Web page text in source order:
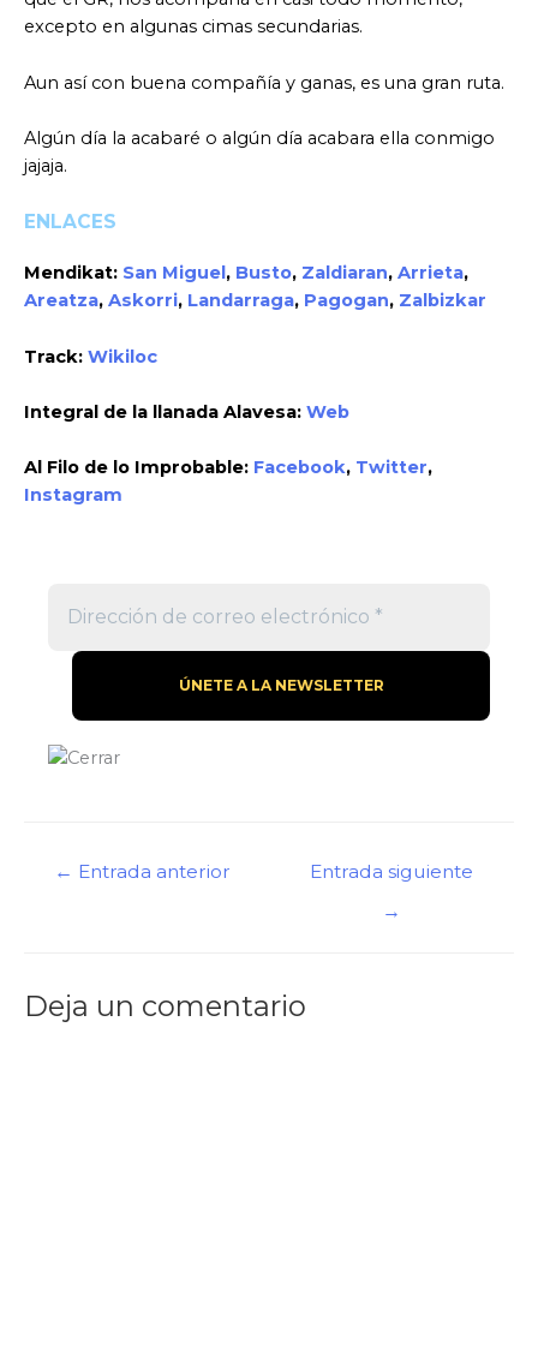
excepto en algunas cimas secundarias.
Aun así con buena compañía y ganas, es una gran ruta.
Algún día la acabaré o algún día acabara ella conmigo
jajaja.
ENLACES
Mendikat: San Miguel, Busto, Zaldiaran, Arrieta,
Areatza, Askorri, Landarraga, Pagogan, Zalbizkar
Track: Wikiloc
Integral de la llanada Alavesa: Web
Al Filo de lo Improbable: Facebook, Twitter,
Instagram
Navegación
← Entrada anterior
Entrada siguiente
→
Deja un comentario